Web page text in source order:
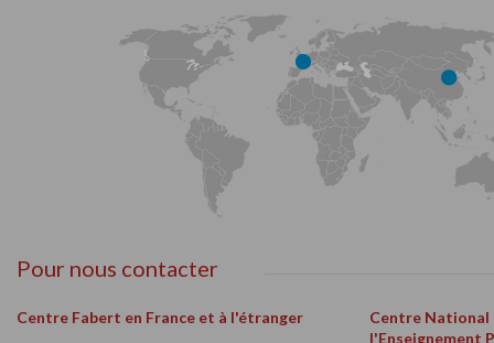
Pour nous contacter
Centre Fabert en France et à l'étranger
Centre National
l'Enseignement